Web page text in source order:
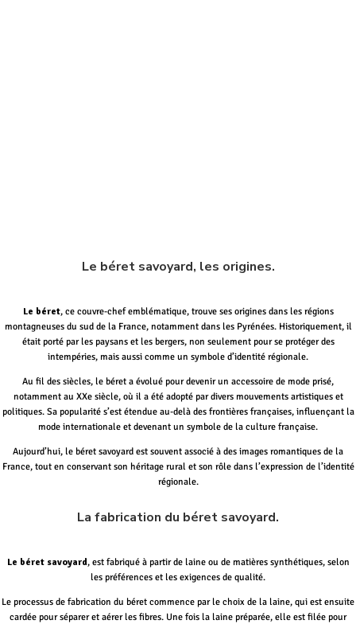
Le béret savoyard, les origines.
Le béret, ce couvre-chef emblématique, trouve ses origines dans les régions
montagneuses du sud de la France, notamment dans les Pyrénées. Historiquement, il
était porté par les paysans et les bergers, non seulement pour se protéger des
intempéries, mais aussi comme un symbole d’identité régionale.
Au fil des siècles, le béret a évolué pour devenir un accessoire de mode prisé,
notamment au XXe siècle, où il a été adopté par divers mouvements artistiques et
politiques. Sa popularité s’est étendue au-delà des frontières françaises, influençant la
mode internationale et devenant un symbole de la culture française.
Aujourd’hui, le béret savoyard est souvent associé à des images romantiques de la
France, tout en conservant son héritage rural et son rôle dans l’expression de l’identité
régionale.
La fabrication du béret savoyard.
Le béret savoyard, est fabriqué à partir de laine ou de matières synthétiques, selon
les préférences et les exigences de qualité.
Le processus de fabrication du béret commence par le choix de la laine, qui est ensuite
cardée pour séparer et aérer les fibres. Une fois la laine préparée, elle est filée pour